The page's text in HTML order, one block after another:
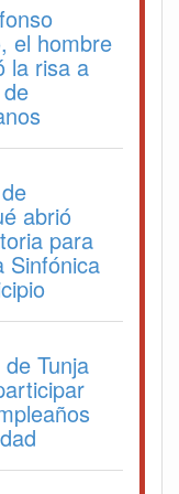
el hombre
la risa a
abrió
para
Sinfónica
Tunja